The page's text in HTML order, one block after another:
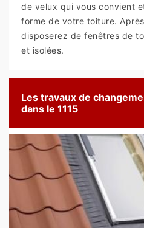
de velux qui vous convient
forme de votre toiture.
disposerez de fenêtres de
et isolées.
Les travaux de
dans le 1115